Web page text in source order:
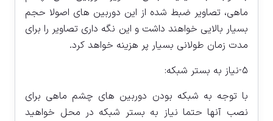
ماهی، تصاویر ضبط شده از این دوربین های اصولا حجم
بسیار بالایی خواهند داشت و این نگه داری تصاویر را برای
مدت زمان طولانی بسیار پر هزینه خواهد کرد.
۵-نیاز به بستر شبکه:
با توجه به شبکه بودن دوربین های چشم ماهی برای
نصب آنها حتما نیاز به بستر شبکه در محل خواهید